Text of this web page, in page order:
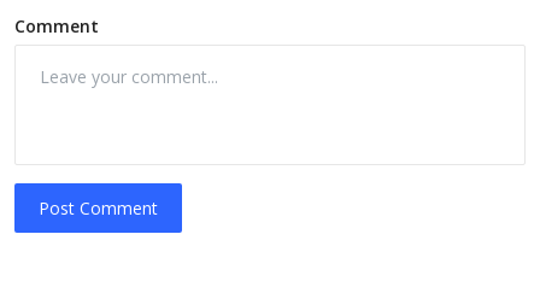
Comment
Post Comment